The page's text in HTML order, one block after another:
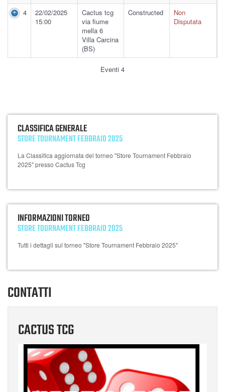
4
22/02/2025
15:00
Cactus tcg
via fiume
mella 6
Villa Carcina
(BS)
Constructed
Non
Disputata
Eventi 4
CLASSIFICA GENERALE
STORE TOURNAMENT FEBBRAIO 2025
La Classifica aggiornata del torneo "Store Tournament Febbraio
2025" presso Cactus Tcg
INFORMAZIONI TORNEO
STORE TOURNAMENT FEBBRAIO 2025
Tutti i dettagli sul torneo "Store Tournament Febbraio 2025"
CONTATTI
CACTUS TCG